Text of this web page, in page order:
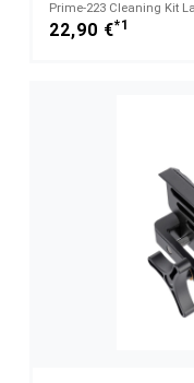
Prime-223 Cleaning Kit
22,90 €*1